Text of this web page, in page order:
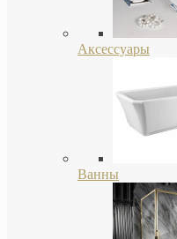
Аксессуары
Ванны